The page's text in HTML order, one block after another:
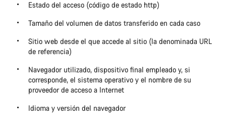
Estado del acceso (código de estado http)
Tamaño del volumen de datos transferido en cada caso
Sitio web desde el que accede al sitio (la denominada URL
de referencia)
Navegador utilizado, dispositivo final empleado y, si
corresponde, el sistema operativo y el nombre de su
proveedor de acceso a Internet
Idioma y versión del navegador